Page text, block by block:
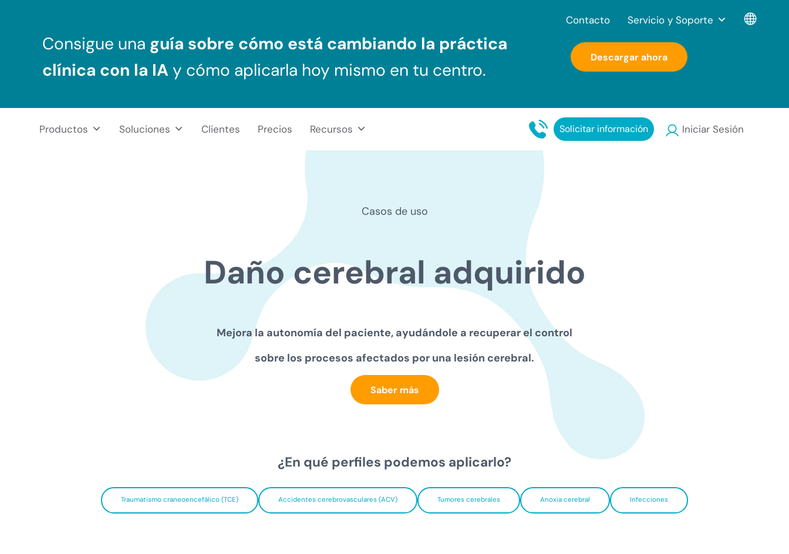
Consigue una guía sobre cómo está cambiando la práctica
clínica con la IAy cómo aplicarla hoy mismo en tu centro.
Descargar ahora
NeuronUP
REHABILITACIÓN COGNITIVA PROFESIONAL
Productos Soluciones Clientes Precios Recursos Solicitar información Iniciar Sesión
Contacto Servicio y Soporte
Casos de uso
Dañocerebral adquirido
Mejora la autonomía del paciente, ayudándole a recuperar el control
sobre los procesos afectados por una lesión cerebral.
Saber más
¿En qué perfiles podemos aplicarlo?
Traumatismo craneoencefálico (TCE) Accidentes cerebrovasculares (ACV) Tumores cerebrales Anoxia cerebral Infecciones